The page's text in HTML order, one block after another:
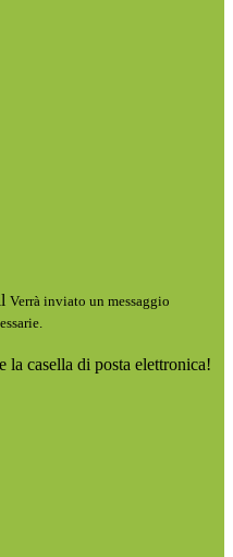
Verrà inviato un messaggio
casella di posta elettronica!